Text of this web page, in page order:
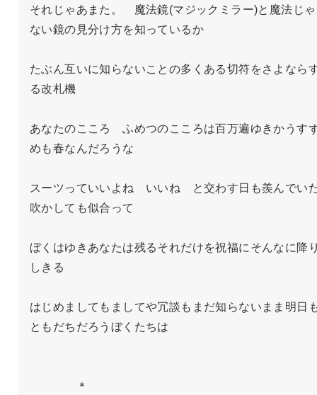
それじゃあまた。　魔法鏡(マジックミラー)と魔法じゃ
ない鏡の見分け方を知っているか
たぶん互いに知らないことの多くある切符をさよなら
る改札機
あなたのこころ　ふめつのこころは百万遍ゆきかうす
めも春なんだろうな
スーツっていいよね　いいね　と交わす日も羨んでい
吹かしても似合って
ぼくはゆきあなたは残るそれだけを祝福にそんなに降
しきる
はじめましてもましてや冗談もまだ知らないまま明日
ともだちだろうぼくたちは
＊